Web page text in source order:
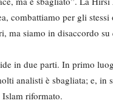
combattiamo per gli
ma siamo in disaccordo su
in due parti. In primo
analisti è sbagliata; e, in
riformato.